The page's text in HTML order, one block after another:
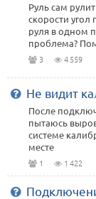
Руль сам
скорости
руля в одном
проблема?
3 4 559
Не видит
После
пытаюсь
системе
месте
1 1 422